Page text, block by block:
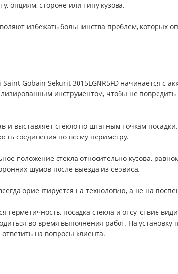
опциям, стороне или типу кузова.
избежать большинства проблем, которых
Gobain Sekurit 3015LGNR5FD начинается с
инструментом, чтобы не
и выставляет стекло по штатным точкам
соединения по всему периметру.
положение стекла относительно кузова,
шумов после выезда из сервиса.
ориентируется на технологию, а не на
герметичность, посадка стекла и отсутствие
во время выполнения работ. На установку
на вопросы клиента.